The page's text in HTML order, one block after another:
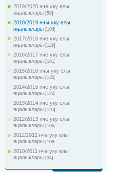
2019/2020 нче уку елы
яңалыклары [58]
2018/2019 нчы уку елы
яңалыклары [104]
2017/2018 нче уку елы
яңалыклары [119]
2016/2017 нче уку елы
яңалыклары [181]
2015/2016 нчы уку елы
яңалыклары [135]
2014/2015 нче уку елы
яңалыклары [122]
2013/2014 нче уку елы
яңалыклары [110]
2012/2013 нче уку елы
яңалыклары [106]
2011/2012 нче уку елы
яңалыклары [108]
2010/2011 нче уку елы
яңалыклары [34]